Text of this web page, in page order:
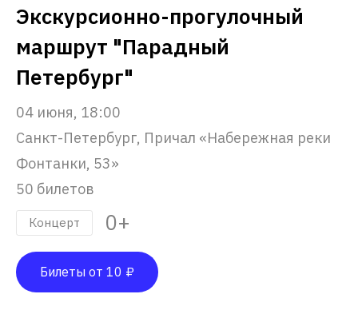
Экскурсионно-прогулочный
маршрут "Парадный
Петербург"
04 июня, 18:00
Санкт-Петербург, Причал «Набережная реки
Фонтанки, 53»
50 билетов
Концерт 0+
Билеты от 10 ₽